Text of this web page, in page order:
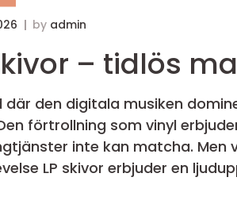
by admin
– tidlös
där den digitala musiken
förtrollning som vinyl
inte kan matcha. Men
LP skivor erbjuder en